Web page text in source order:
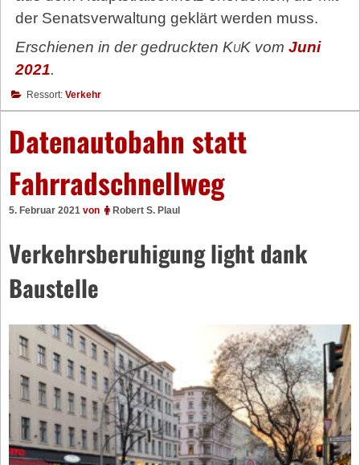
der Senatsverwaltung geklärt werden muss.
Erschienen in der gedruckten KuKvom Juni
2021.
Ressort: Verkehr
Datenautobahn statt
Fahrradschnellweg
5. Februar 2021 von Robert S. Plaul
Verkehrsberuhigung light dank
Baustelle